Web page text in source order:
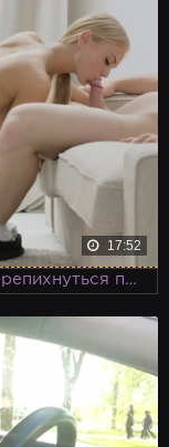
17:52
Похотливые студенты успевают перепихнуться перед уходом на учебу, чтобы лучше осваивать науки